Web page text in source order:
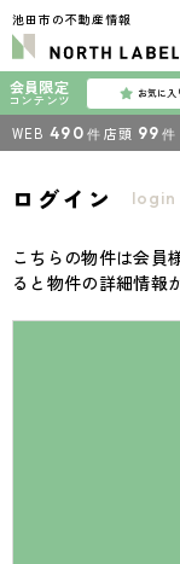
池田市の不動産情報
会員限定
コンテンツ お気に入
WEB 490 件 店頭 99 件
ログイン login
こちらの物件は会員
ると物件の詳細情報